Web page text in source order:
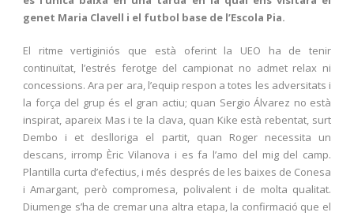
genet Maria Clavell i el futbol base de l’Escola Pia.
El ritme vertiginiós que està oferint la UEO ha de tenir
continuïtat, l’estrés ferotge del campionat no admet relax ni
concessions. Ara per ara, l’equip respon a totes les adversitats i
la força del grup és el gran actiu; quan Sergio Álvarez no està
inspirat, apareix Mas i te la clava, quan Kike està rebentat, surt
Dembo i et deslloriga el partit, quan Roger necessita un
descans, irromp Èric Vilanova i es fa l’amo del mig del camp.
Plantilla curta d’efectius, i més després de les baixes de Conesa
i Amargant, però compromesa, polivalent i de molta qualitat.
Diumenge s’ha de cremar una altra etapa, la confirmació que el